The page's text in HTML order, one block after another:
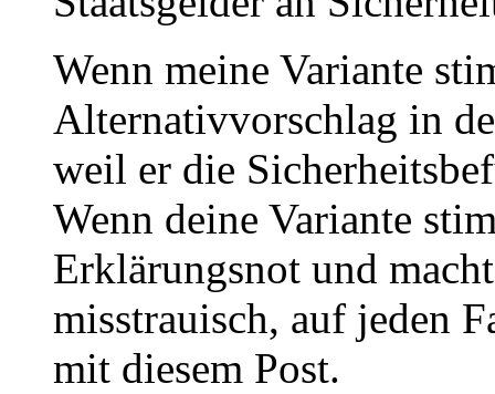
Wenn meine Variante
Alternativvorschlag in
weil er die
Wenn deine Variante
Erklärungsnot und
misstrauisch, auf jeden
mit diesem Post.